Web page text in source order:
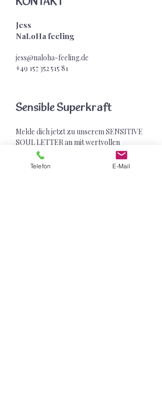
Jess
NaLoHa feeling
jess@naloha-feeling.de
+49 157 352 515 81
Sensible Superkraft
Melde dich jetzt zu unserem SENSITIVE
SOUL LETTER an mit wertvollen
Impulsen für deine sensible Superkraft &
exklusiven Geschenken
Telefon E-Mail